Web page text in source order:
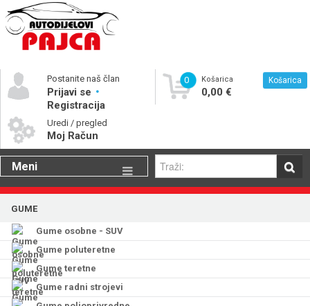
Postanite naš član
Prijavi se
Registracija
Uredi / pregled
Moj Račun
0 Košarica
0,00 €
Košarica
Meni
Gume
Katalog rezervnih dijelova
GUME
Gume osobne - SUV
Gume poluteretne
Gume teretne
Gume radni strojevi